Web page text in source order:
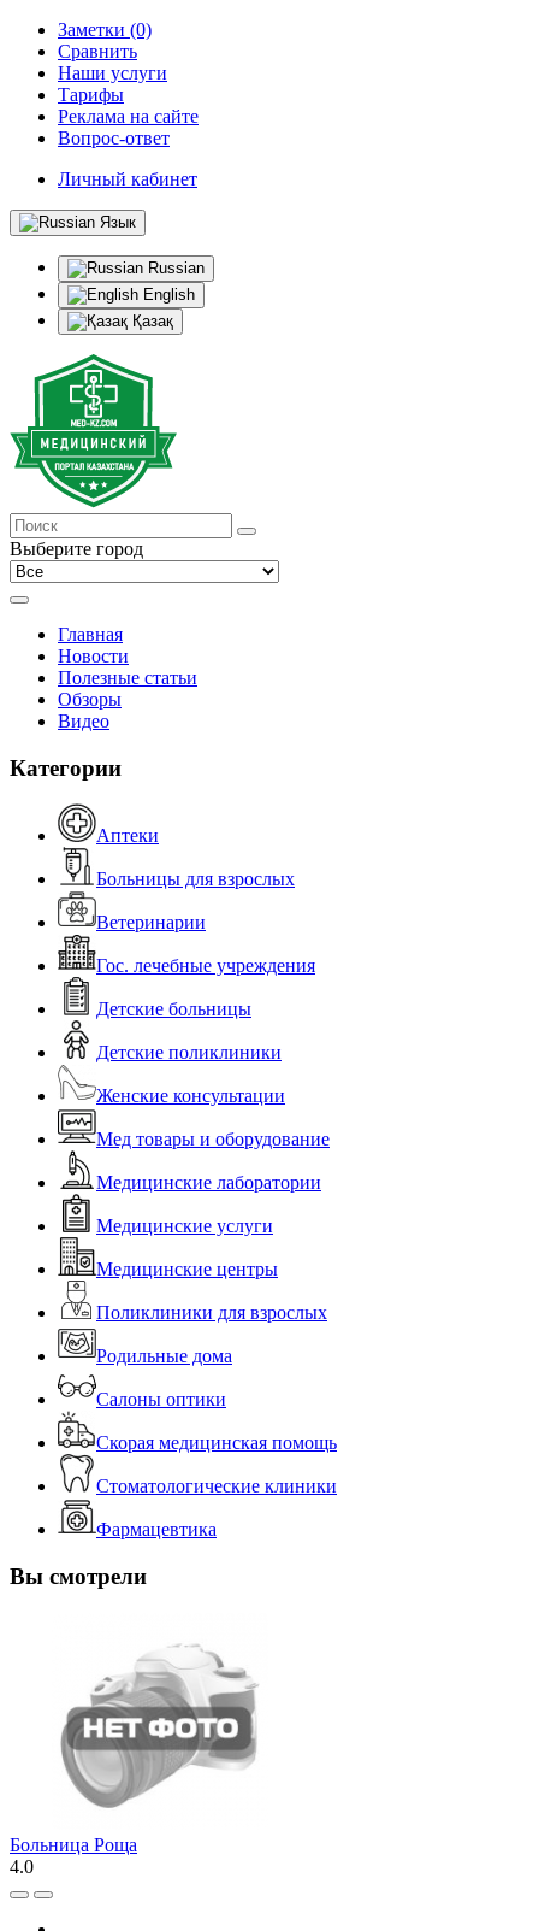
Заметки (0)
Сравнить
Наши услуги
Тарифы
Реклама на сайте
Вопрос-ответ
Личный кабинет
Язык
Russian
English
Қазақ
Выберите город
Главная
Новости
Полезные статьи
Обзоры
Видео
Категории
Аптеки
Больницы для взрослых
Ветеринарии
Гос. лечебные учреждения
Детские больницы
Детские поликлиники
Женские консультации
Мед товары и оборудование
Медицинские лаборатории
Медицинские услуги
Медицинские центры
Поликлиники для взрослых
Родильные дома
Салоны оптики
Скорая медицинская помощь
Стоматологические клиники
Фармацевтика
Вы смотрели
Больница Роща
4.0